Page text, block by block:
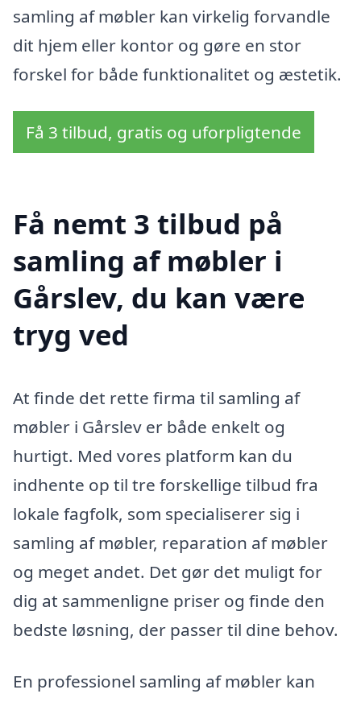
samling af møbler kan virkelig forvandle
dit hjem eller kontor og gøre en stor
forskel for både funktionalitet og æstetik.
Få 3 tilbud, gratis og uforpligtende
Få nemt 3 tilbud på
samling af møbler i
Gårslev, du kan være
tryg ved
At finde det rette firma til samling af
møbler i Gårslev er både enkelt og
hurtigt. Med vores platform kan du
indhente op til tre forskellige tilbud fra
lokale fagfolk, som specialiserer sig i
samling af møbler, reparation af møbler
og meget andet. Det gør det muligt for
dig at sammenligne priser og finde den
bedste løsning, der passer til dine behov.
En professionel samling af møbler kan